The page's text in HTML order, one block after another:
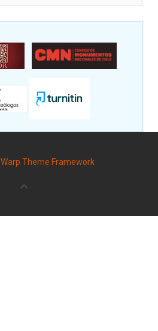
Warp Theme Framework